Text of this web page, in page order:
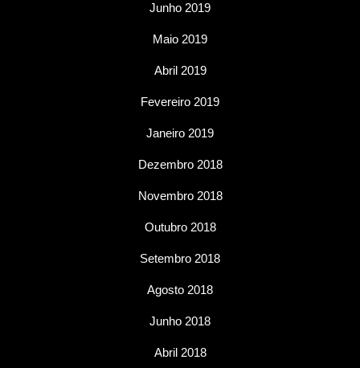
Junho 2019
Maio 2019
Abril 2019
Fevereiro 2019
Janeiro 2019
Dezembro 2018
Novembro 2018
Outubro 2018
Setembro 2018
Agosto 2018
Junho 2018
Abril 2018